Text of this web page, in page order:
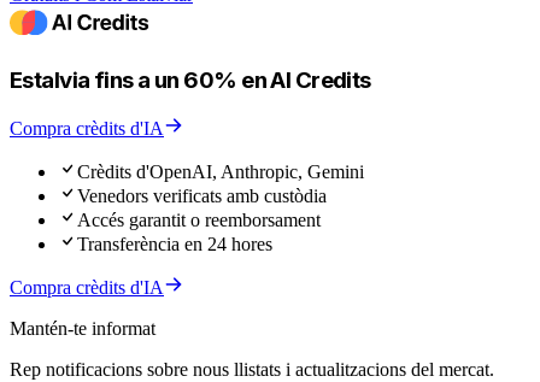
Estalvia fins a un 60% en AI Credits
Compra crèdits d'IA
Crèdits d'OpenAI, Anthropic, Gemini
Venedors verificats amb custòdia
Accés garantit o reemborsament
Transferència en 24 hores
Compra crèdits d'IA
Mantén-te informat
Rep notificacions sobre nous llistats i actualitzacions del mercat.